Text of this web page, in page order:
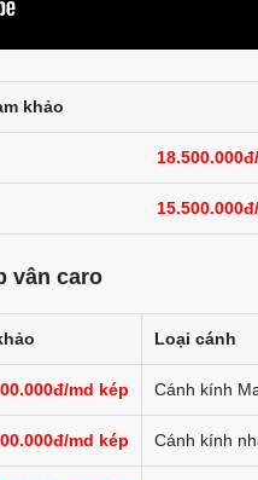
khảo
vân caro
Loại cánh
md kép Cánh kính
md kép Cánh kính